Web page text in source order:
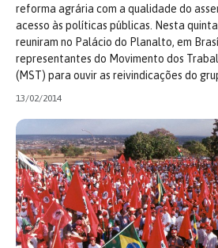
reforma agrária com a qualidade do
acesso às políticas públicas. Nesta
reuniram no Palácio do Planalto, em
representantes do Movimento dos
(MST) para ouvir as reivindicações do
13/02/2014